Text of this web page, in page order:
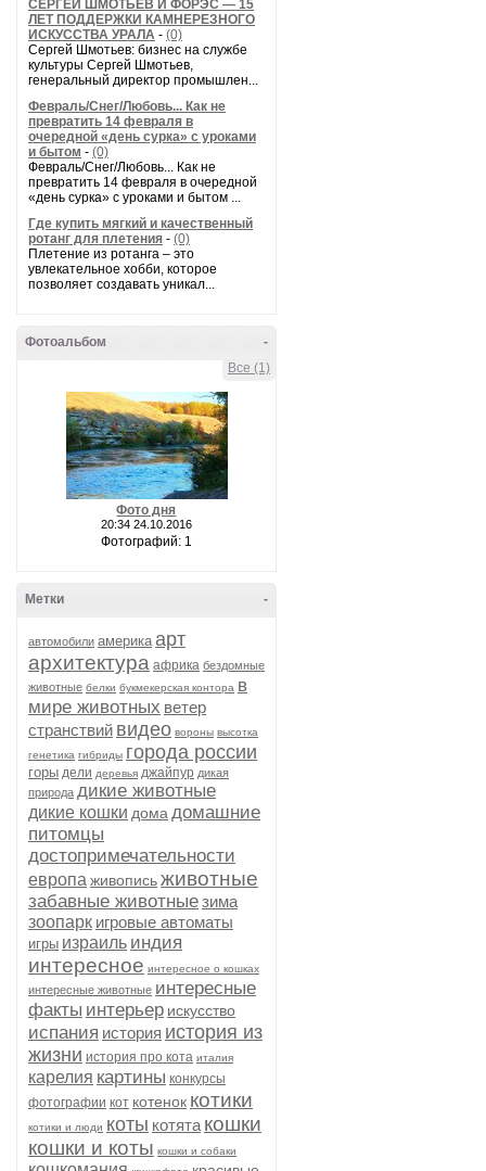
СЕРГЕЙ ШМОТЬЕВ И ФОРЭС — 15
ЛЕТ ПОДДЕРЖКИ КАМНЕРЕЗНОГО
ИСКУССТВА УРАЛА - (0)
Сергей Шмотьев: бизнес на службе
культуры Сергей Шмотьев,
генеральный директор промышлен...
Февраль/Снег/Любовь... Как не
превратить 14 февраля в
очередной «день сурка» с уроками
и бытом - (0)
Февраль/Снег/Любовь... Как не
превратить 14 февраля в очередной
«день сурка» с уроками и бытом ...
Где купить мягкий и качественный
ротанг для плетения - (0)
Плетение из ротанга – это
увлекательное хобби, которое
позволяет создавать уникал...
-
Фотоальбом
Все (1)
Фото дня
20:34 24.10.2016
Фотографий: 1
-
Метки
автомобили америка арт
архитектура африка бездомные
животные белки букмекерская контора в
мире животных ветер
странствий видео вороны высотка
генетика гибриды города россии
горы дели деревья джайпур дикая
природа дикие животные
дикие кошки дома домашние
питомцы
достопримечательности
европа живописьживотные
забавные животныезима
зоопарк игровые автоматы
игры израиль индия
интересное интересное о кошках
интересные животные интересные
факты интерьер искусство
испания история история из
жизни история про кота италия
карелия картины конкурсы
фотографии кот котенок котики
котики и люди коты котята кошки
кошки и коты кошки и собаки